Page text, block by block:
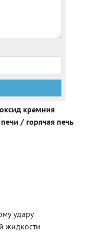
кремния
/ горячая печь
удару
жидкости